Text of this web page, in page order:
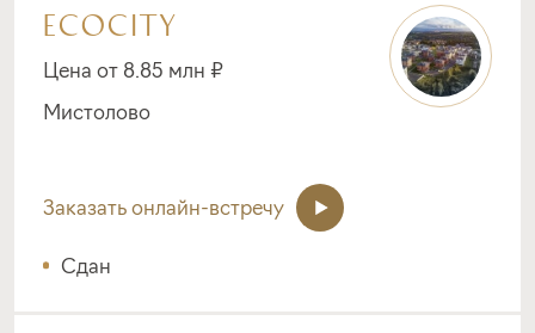
ECOCITY
Цена от 8.85 млн ₽
Мистолово
Заказать онлайн-встречу
Сдан